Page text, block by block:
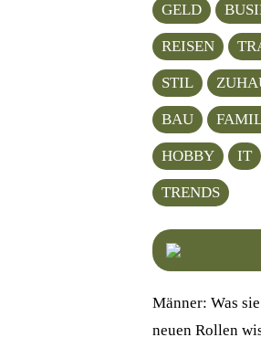
GELD
REISEN
STIL
BAU
HOBBY IT
TRENDS
Männer: Was
neuen Rollen